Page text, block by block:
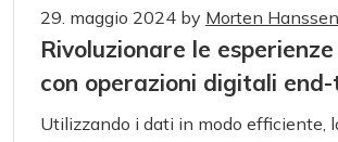
29. maggio 2024 by Morten Hanssen
Rivoluzionare le
con operazioni digitali
Utilizzando i dati in modo efficiente,